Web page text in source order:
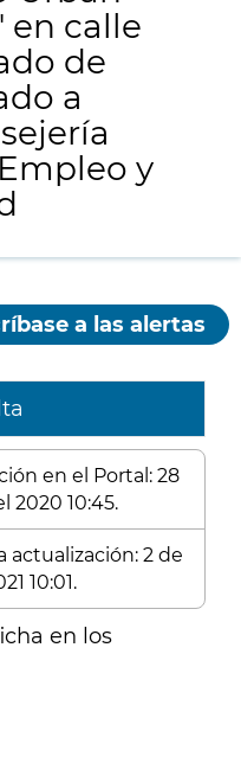
en calle
de
a
y
a las alertas
en el Portal: 28
2020 10:45.
actualización: 2 de
10:01.
en los